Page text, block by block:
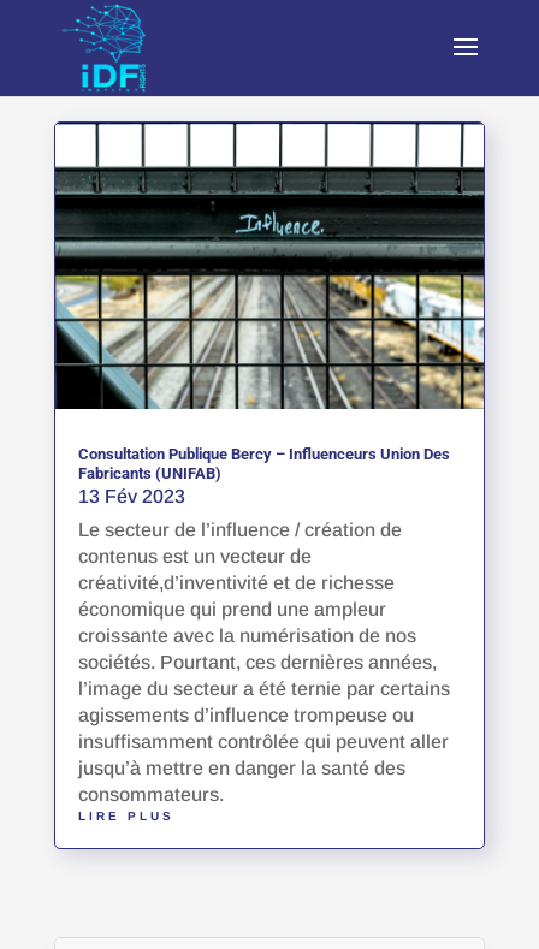
Consultation Publique Bercy – Influenceurs Union Des
Fabricants (UNIFAB)
13 Fév 2023
Le secteur de l’influence / création de
contenus est un vecteur de
créativité,d’inventivité et de richesse
économique qui prend une ampleur
croissante avec la numérisation de nos
sociétés. Pourtant, ces dernières années,
l’image du secteur a été ternie par certains
agissements d’influence trompeuse ou
insuffisamment contrôlée qui peuvent aller
jusqu’à mettre en danger la santé des
consommateurs.
LIRE PLUS